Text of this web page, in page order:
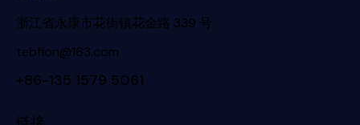
浙江省永康市花街镇花金路 339 号
tebflon@163.com
+86-135 1579 5061